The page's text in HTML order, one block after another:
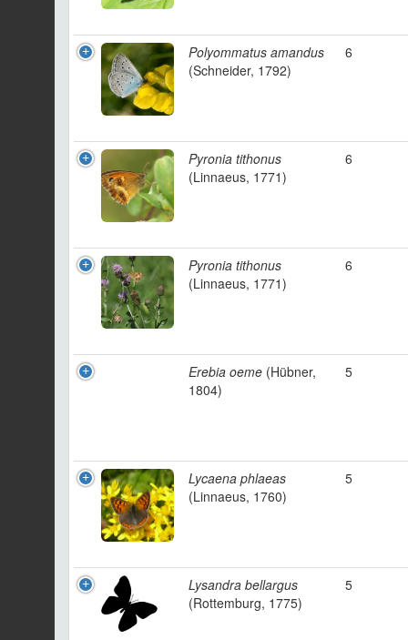
Polyommatus amandus
(Schneider, 1792)
6
Pyronia tithonus
(Linnaeus, 1771)
6
Pyronia tithonus
(Linnaeus, 1771)
6
Erebia oeme (Hübner,
1804)
5
Lycaena phlaeas
(Linnaeus, 1760)
5
Lysandra bellargus
(Rottemburg, 1775)
5